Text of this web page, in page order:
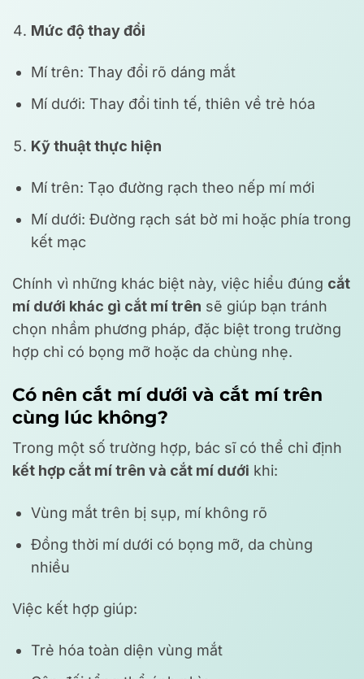
Mức độ thay đổi
Mí trên: Thay đổi rõ dáng mắt
Mí dưới: Thay đổi tinh tế, thiên về trẻ hóa
Kỹ thuật thực hiện
Mí trên: Tạo đường rạch theo nếp mí mới
Mí dưới: Đường rạch sát bờ mi hoặc phía trong
kết mạc
Chính vì những khác biệt này, việc hiểu đúng cắt
mí dưới khác gì cắt mí trên sẽ giúp bạn tránh
chọn nhầm phương pháp, đặc biệt trong trường
hợp chỉ có bọng mỡ hoặc da chùng nhẹ.
Có nên cắt mí dưới và cắt mí trên
cùng lúc không?
Trong một số trường hợp, bác sĩ có thể chỉ định
kết hợp cắt mí trên và cắt mí dưới khi:
Vùng mắt trên bị sụp, mí không rõ
Đồng thời mí dưới có bọng mỡ, da chùng
nhiều
Việc kết hợp giúp:
Trẻ hóa toàn diện vùng mắt